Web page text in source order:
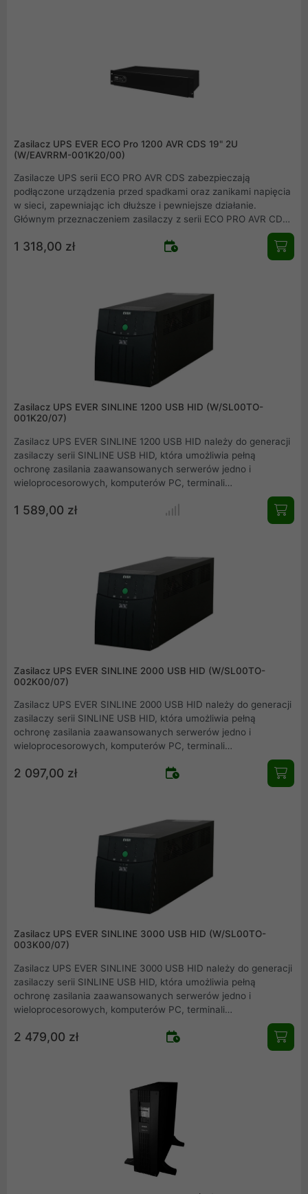
Zasilacz UPS EVER ECO Pro 1200 AVR CDS 19" 2U
(W/EAVRRM-001K20/00)
Zasilacze UPS serii ECO PRO AVR CDS zabezpieczają
podłączone urządzenia przed spadkami oraz zanikami napięcia
w sieci, zapewniając ich dłuższe i pewniejsze działanie.
Głównym przeznaczeniem zasilaczy z serii ECO PRO AVR CDS
jest zabezpieczenie przed niekontrolowaną utratą zasilania:
komputerów PC, stanowisk DTP i stacji roboczych, kas
1 318,00 zł
Zasilacz UPS EVER SINLINE 1200 USB HID (W/SL00TO-
001K20/07)
Zasilacz UPS EVER SINLINE 1200 USB HID należy do generacji
zasilaczy serii SINLINE USB HID, która umożliwia pełną
ochronę zasilania zaawansowanych serwerów jedno i
wieloprocesorowych, komputerów PC, terminali
komputerowych oraz małych i średnich sieci. Posiada liczne
zabezpieczenia: przeciążeniowe, przeciwzwarciowe,
przeciwprzepięciowe, przed nieprawidłowym podłączeniem.
1 589,00 zł
Zasilacz UPS EVER SINLINE 2000 USB HID (W/SL00TO-
002K00/07)
Zasilacz UPS EVER SINLINE 2000 USB HID należy do generacji
zasilaczy serii SINLINE USB HID, która umożliwia pełną
ochronę zasilania zaawansowanych serwerów jedno i
wieloprocesorowych, komputerów PC, terminali
komputerowych oraz małych i średnich sieci. Posiada liczne
zabezpieczenia: przeciążeniowe, przeciwzwarciowe,
przeciwprzepięciowe, przed nieprawidłowym podłączeniem.
2 097,00 zł
Zasilacz UPS EVER SINLINE 3000 USB HID (W/SL00TO-
003K00/07)
Zasilacz UPS EVER SINLINE 3000 USB HID należy do generacji
zasilaczy serii SINLINE USB HID, która umożliwia pełną
ochronę zasilania zaawansowanych serwerów jedno i
wieloprocesorowych, komputerów PC, terminali
komputerowych oraz małych i średnich sieci. Posiada liczne
zabezpieczenia: przeciążeniowe, przeciwzwarciowe,
przeciwprzepięciowe, przed nieprawidłowym podłączeniem.
2 479,00 zł